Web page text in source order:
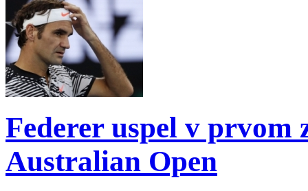
Federer uspel v prvom
Australian Open